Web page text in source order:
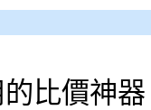
比價神